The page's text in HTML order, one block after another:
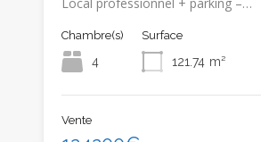
Chambre(s)
4
Surface
121.74 m²
Vente